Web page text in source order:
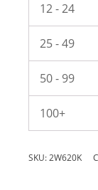
12 - 24
25 - 49
50 - 99
100+
SKU:2W620K